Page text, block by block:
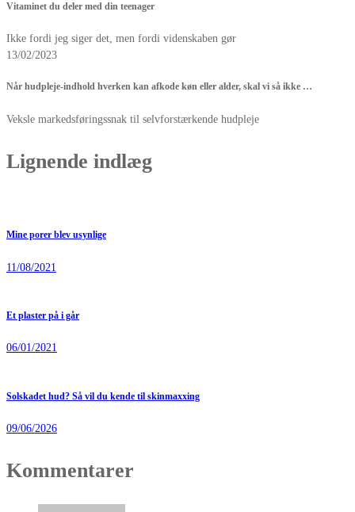
Vitaminet du deler med din teenager
Ikke fordi jeg siger det, men fordi videnskaben gør
13/02/2023
Når hudpleje-indhold hverken kan afkode køn eller alder, skal vi så ikke …
Veksle markedsføringssnak til selvforstærkende hudpleje
Lignende indlæg
Mine porer blev usynlige
11/08/2021
Et plaster på i går
06/01/2021
Solskadet hud? Så vil du kende til skinmaxxing
09/06/2026
Kommentarer